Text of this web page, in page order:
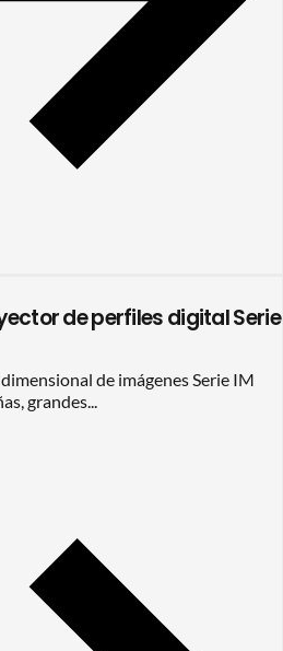
de perfiles digital Serie
de imágenes Serie IM
grandes...